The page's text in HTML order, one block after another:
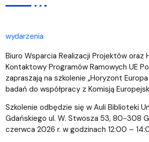
wydarzenia
Biuro Wsparcia Realizacji Projektów oraz
Kontaktowy Programów Ramowych UE
zapraszają na szkolenie „Horyzont
badań do współpracy z Komisją
Szkolenie odbędzie się w Auli Biblioteki
Gdańskiego ul. W. Stwosza 53, 80-308
czerwca 2026 r. w godzinach 12:00 –